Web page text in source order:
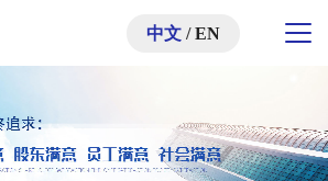
中文 /EN